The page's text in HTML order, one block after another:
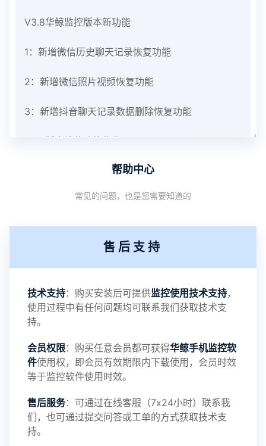
V3.8华鲸监控版本新功能
1：新增微信历史聊天记录恢复功能
2：新增微信照片视频恢复功能
3：新增抖音聊天记录数据删除恢复功能
1：优化监控终端从当前监控界面切换其他被控端手
机设备响应慢问题
4：优化离线云储存服务器相册照片文件夹路径问题
5：优化关闭监控后离线设置云储存对方微信聊天记
录文件改为自定义文件名称
提示：
提示1：为避免异常风险情况，传输对方手机数据文
件至本地请先切换代理网络
帮助中心
常见的问题，也是您需要知道的
售后支持
技术支持：购买安装后可提供监控使用技术支持，
使用过程中有任何问题均可联系我们获取技术支
持。
会员权限：购买任意会员都可获得华鲸手机监控软
件使用权，即会员有效期限内下载使用，会员时效
等于监控软件使用时效。
售后服务：可通过在线客服（7x24小时）联系我
们，也可通过提交问答或工单的方式获取技术支
持。